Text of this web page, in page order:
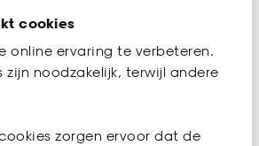
cookies
online ervaring te verbeteren.
zijn noodzakelijk, terwijl andere
zorgen ervoor dat de